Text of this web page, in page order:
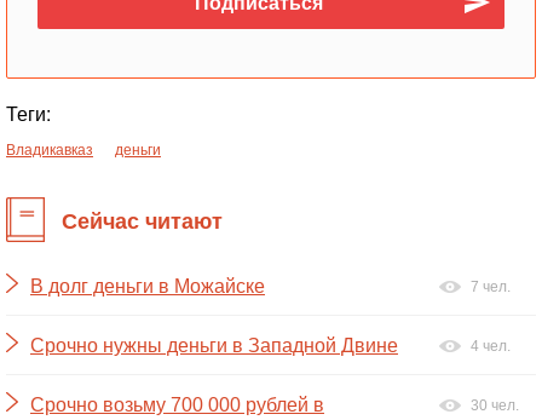
Теги:
Владикавказ деньги
Сейчас читают
В долг деньги в Можайске 7 чел.
Срочно нужны деньги в Западной Двине 4 чел.
Срочно возьму 700 000 рублей в
30 чел.